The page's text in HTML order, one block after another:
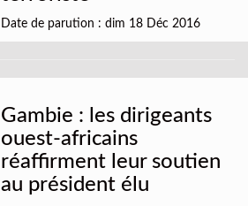
Date de parution : dim 18 Déc 2016
Gambie : les dirigeants
ouest-africains
réaffirment leur soutien
au président élu